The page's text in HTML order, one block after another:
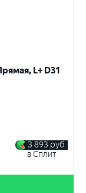
L+ D31
3 893 руб.
в Сплит